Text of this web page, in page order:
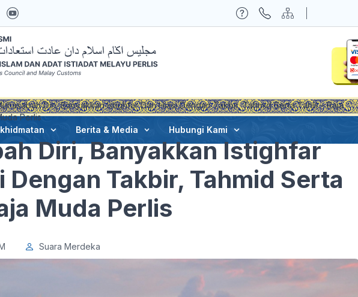
Berita & Media Hubungi Kami
Diri, Banyakkan Istighfar Dan Hiasi Dengan Takbir, Tahmid Serta Tahlil – Raja
Perlis
Diri, Banyakkan Istighfar
Dengan Takbir, Tahmid Serta
Muda Perlis
Suara Merdeka